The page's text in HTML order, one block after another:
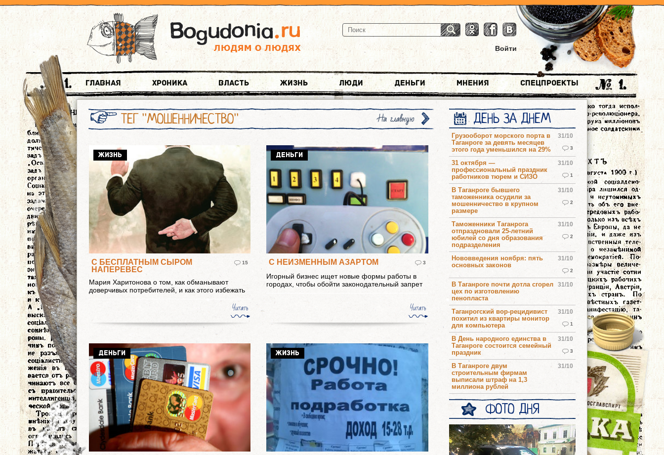
Войти
Главная Хроника Власть Жизнь Люди Деньги Мнения Спецпроекты
ТЕГ "МОШЕННИЧЕСТВО" На главную
ЖИЗНЬ
С БЕСПЛАТНЫМ СЫРОМ
НАПЕРЕВЕС
15
Мария Харитонова о том, как обманывают
доверчивых потребителей, и как этого избежать
Читать
ДЕНЬГИ
С НЕИЗМЕННЫМ АЗАРТОМ 3
Игорный бизнес ищет новые формы работы в
городах, чтобы обойти законодательный запрет
Читать
ДЕНЬГИ ЖИЗНЬ
ДЕНЬ ЗА ДНЕМ
31/10
3
Грузооборот морского порта в
Таганроге за девять месяцев
этого года уменьшился на 29%
31/10
1
31 октября —
профессиональный праздник
работников тюрем и СИЗО
31/10
2
В Таганроге бывшего
таможенника осудили за
мошенничество в крупном
размере
31/10
2
Таможенники Таганрога
отпраздновали 25-летний
юбилей со дня образования
подразделения
31/10
2
Нововведения ноября: пять
основных законов
31/10
В Таганроге почти дотла сгорел
цех по изготовлению
пенопласта
31/10
1
Таганрогский вор-рецидивист
похитил из квартиры монитор
для компьютера
31/10
3
В День народного единства в
Таганроге состоится семейный
праздник
31/10
В Таганроге двум
строительным фирмам
выписали штраф на 1,3
миллиона рублей
ФОТО ДНЯ